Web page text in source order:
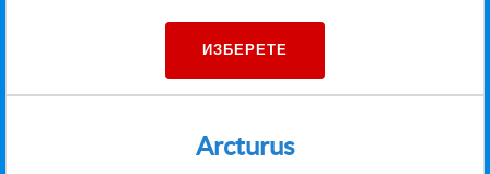
ИЗБЕРЕТЕ
Arcturus